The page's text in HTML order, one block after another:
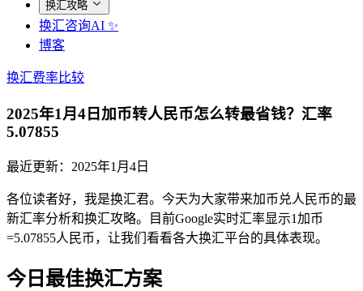
换汇攻略
换汇咨询AI ✨
博客
换汇费率比较
2025年1月4日加币转人民币怎么转最省钱？汇率
5.07855
最近更新： 2025年1月4日
各位读者好，我是换汇君。今天为大家带来加币兑人民币的最
新汇率分析和换汇攻略。目前Google实时汇率显示1加币
=5.07855人民币，让我们看看各大换汇平台的具体表现。
今日最佳换汇方案